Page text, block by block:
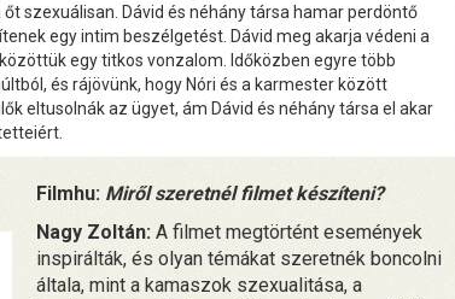
szexuálisan. Dávid és néhány társa hamar perdöntő
egy intim beszélgetést. Dávid meg akarja védeni a
egy titkos vonzalom. Időközben egyre több
és rájövünk, hogy Nóri és a karmester között
eltusolnák az ügyet, ám Dávid és néhány társa el akar
Filmhu: Miről szeretnél filmet készíteni?
Nagy Zoltán:A filmet megtörtént események
inspirálták, és olyan témákat szeretnék boncolni
általa, mint a kamaszok szexualitása, a